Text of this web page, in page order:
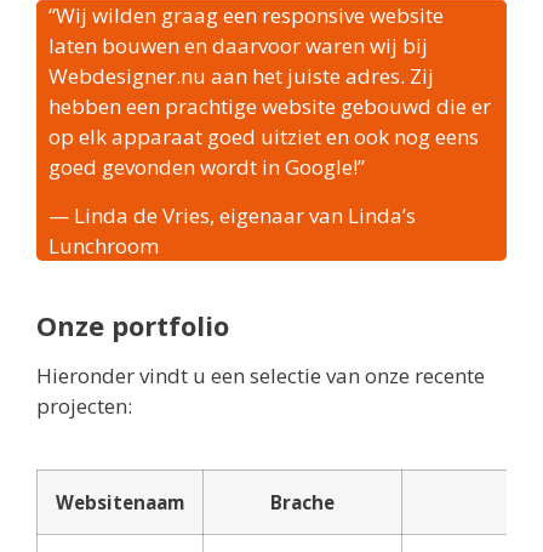
“Wij wilden graag een responsive website
laten bouwen en daarvoor waren wij bij
Webdesigner.nu aan het juiste adres. Zij
hebben een prachtige website gebouwd die er
op elk apparaat goed uitziet en ook nog eens
goed gevonden wordt in Google!”
— Linda de Vries, eigenaar van Linda’s
Lunchroom
Onze portfolio
Hieronder vindt u een selectie van onze recente
projecten:
Websitenaam Brache